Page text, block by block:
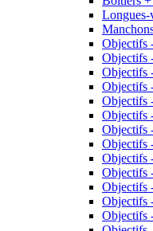
Longues-
Objectifs
Objectifs
Objectifs
Objectifs
Objectifs
Objectifs
Objectifs
Objectifs
Objectifs
Objectifs
Objectifs
Objectifs
Objectifs